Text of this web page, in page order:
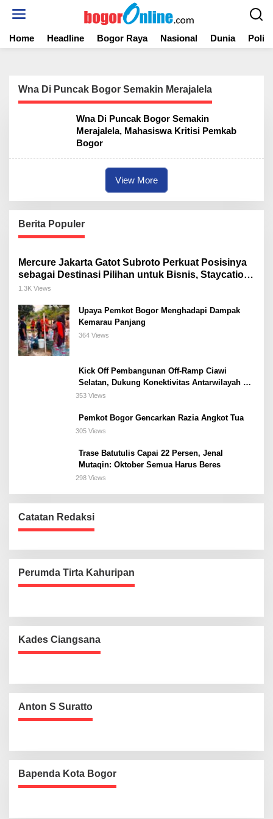
t
Home Headline Bogor Raya Nasional Dunia
Wna Di Puncak Bogor Semakin Merajalela
Wna Di Puncak Bogor Semakin
Merajalela, Mahasiswa Kritisi Pemkab
Bogor
View More
Berita Populer
Mercure Jakarta Gatot Subroto Perkuat Posisinya
sebagai Destinasi Pilihan untuk Bisnis, Staycation,
Meeting, dan Kuliner di Jakarta Selatan
1.3K Views
Upaya Pemkot Bogor Menghadapi Dampak
Kemarau Panjang
364 Views
Kick Off Pembangunan Off-Ramp Ciawi
Selatan, Dukung Konektivitas Antarwilayah di
Bogor Selatan
353 Views
Pemkot Bogor Gencarkan Razia Angkot Tua
305 Views
Trase Batutulis Capai 22 Persen, Jenal
Mutaqin: Oktober Semua Harus Beres
298 Views
Catatan Redaksi
Perumda Tirta Kahuripan
Kades Ciangsana
Anton S Suratto
Bapenda Kota Bogor